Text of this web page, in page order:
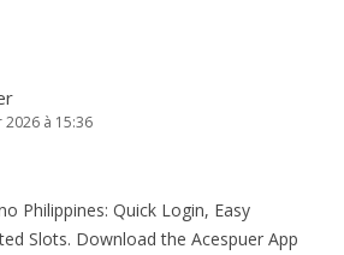
2026 à 15:36
Philippines: Quick Login, Easy
Slots. Download the Acespuer App